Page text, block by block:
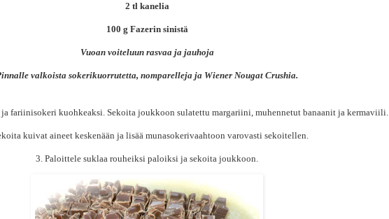
2 tl kanelia
100 g Fazerin sinistä
Vuoan voiteluun rasvaa ja jauhoja
valkoista sokerikuorrutetta, nomparelleja ja Wiener Nougat Crushia.
ja fariinisokeri kuohkeaksi. Sekoita joukkoon sulatettu margariini, muhennetut banaanit ja kermaviili.
kuivat aineet keskenään ja lisää munasokerivaahtoon varovasti sekoitellen.
3. Paloittele suklaa rouheiksi paloiksi ja sekoita joukkoon.